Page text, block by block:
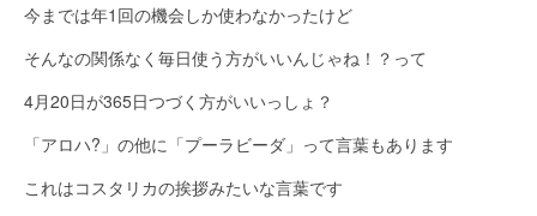
今までは年1回の機会しか使わなかったけど
そんなの関係なく毎日使う方がいいんじゃね！？って
4月20日が365日つづく方がいいっしょ？
「アロハ?」の他に「プーラビーダ」って言葉もあります
これはコスタリカの挨拶みたいな言葉です